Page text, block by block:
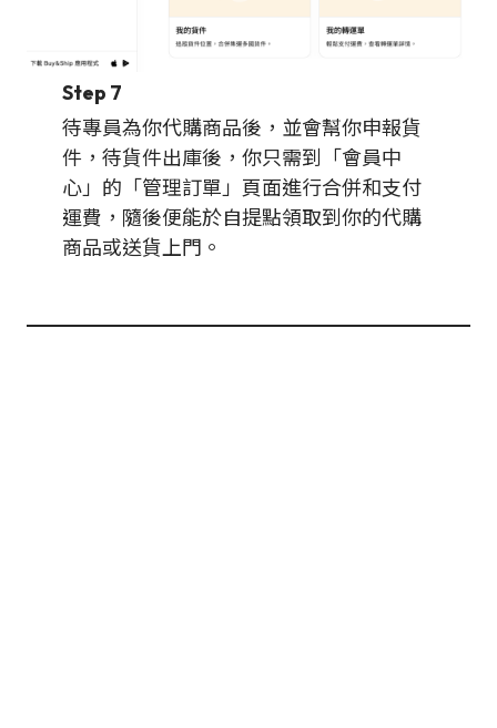
Step 7
待專員為你代購商品後，並會幫你申報貨
件，待貨件出庫後，你只需到「會員中
心」的「管理訂單」頁面進行合併和支付
運費，隨後便能於自提點領取到你的代購
商品或送貨上門。